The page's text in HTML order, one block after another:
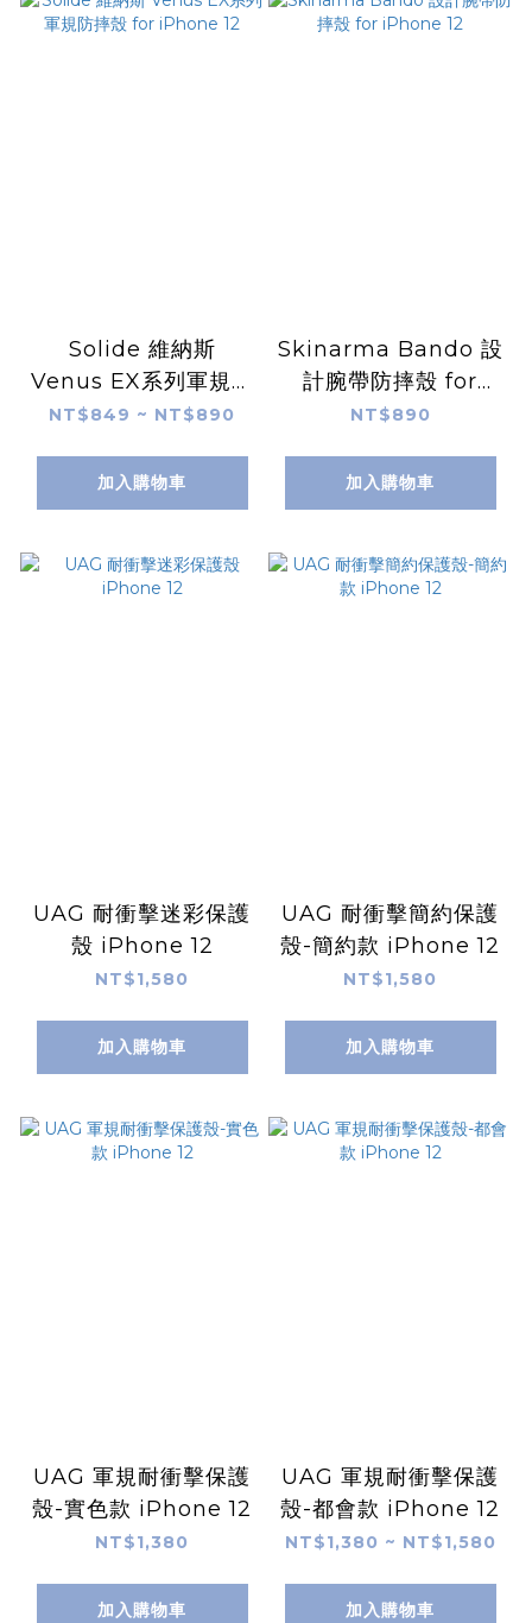
Solide 維納斯
Venus EX系列軍規防
摔殼 for iPhone 12
NT$849 ~ NT$890
加入購物車
Skinarma Bando 設
計腕帶防摔殼 for
iPhone 12
NT$890
加入購物車
UAG 耐衝擊迷彩保護
殼 iPhone 12
NT$1,580
加入購物車
UAG 耐衝擊簡約保護
殼-簡約款 iPhone 12
NT$1,580
加入購物車
UAG 軍規耐衝擊保護
殼-實色款 iPhone 12
NT$1,380
加入購物車
UAG 軍規耐衝擊保護
殼-都會款 iPhone 12
NT$1,380 ~ NT$1,580
加入購物車